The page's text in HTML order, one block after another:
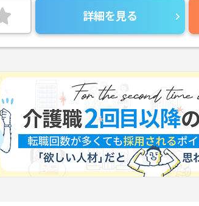
詳細を見る